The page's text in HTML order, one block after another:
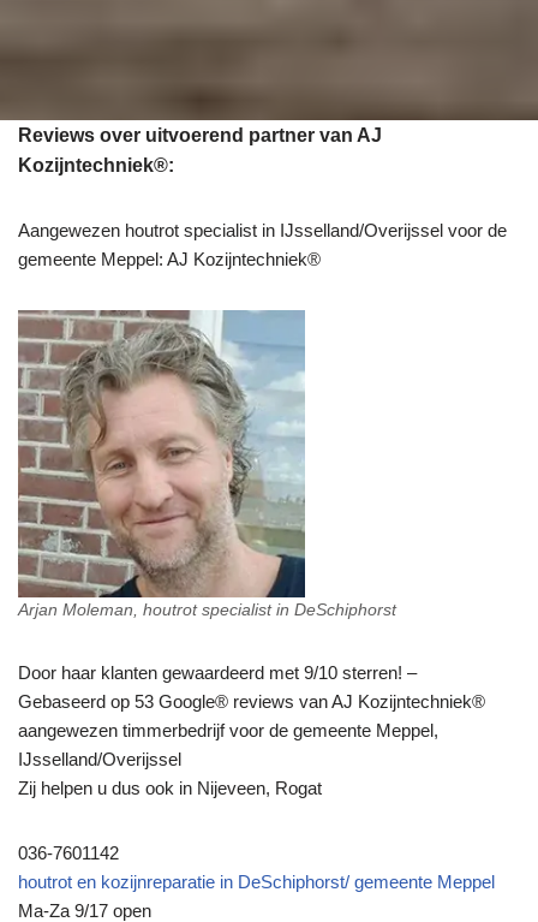
Reviews over uitvoerend partner van AJ
Kozijntechniek®:
Aangewezen houtrot specialist in IJsselland/Overijssel voor de
gemeente Meppel: AJ Kozijntechniek®
Arjan Moleman, houtrot specialist in DeSchiphorst
Door haar klanten gewaardeerd met 9/10 sterren! –
Gebaseerd op 53 Google® reviews van AJ Kozijntechniek®
aangewezen timmerbedrijf voor de gemeente Meppel,
IJsselland/Overijssel
Zij helpen u dus ook in Nijeveen, Rogat
036-7601142
houtrot en kozijnreparatie in DeSchiphorst/ gemeente Meppel
Ma-Za 9/17 open